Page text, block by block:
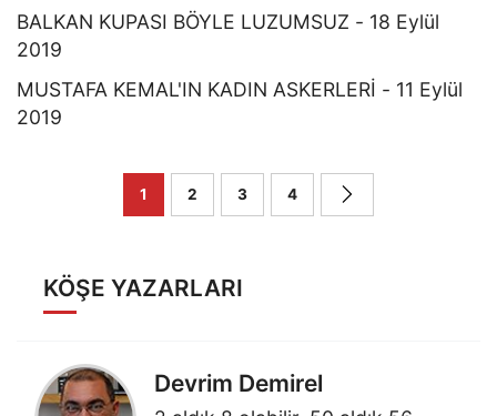
BALKAN KUPASI BÖYLE LUZUMSUZ - 18 Eylül
2019
MUSTAFA KEMAL'IN KADIN ASKERLERİ - 11 Eylül
2019
1 2 3 4
KÖŞE YAZARLARI
Devrim Demirel